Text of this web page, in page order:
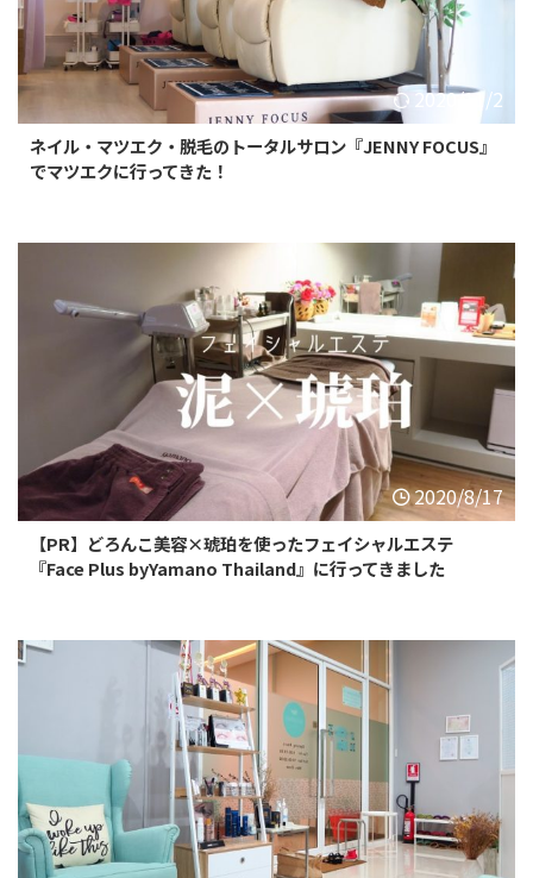
2020/11/2
ネイル・マツエク・脱毛のトータルサロン『JENNY FOCUS』
でマツエクに行ってきた！
2020/8/17
【PR】どろんこ美容×琥珀を使ったフェイシャルエステ
『Face Plus byYamano Thailand』に行ってきました